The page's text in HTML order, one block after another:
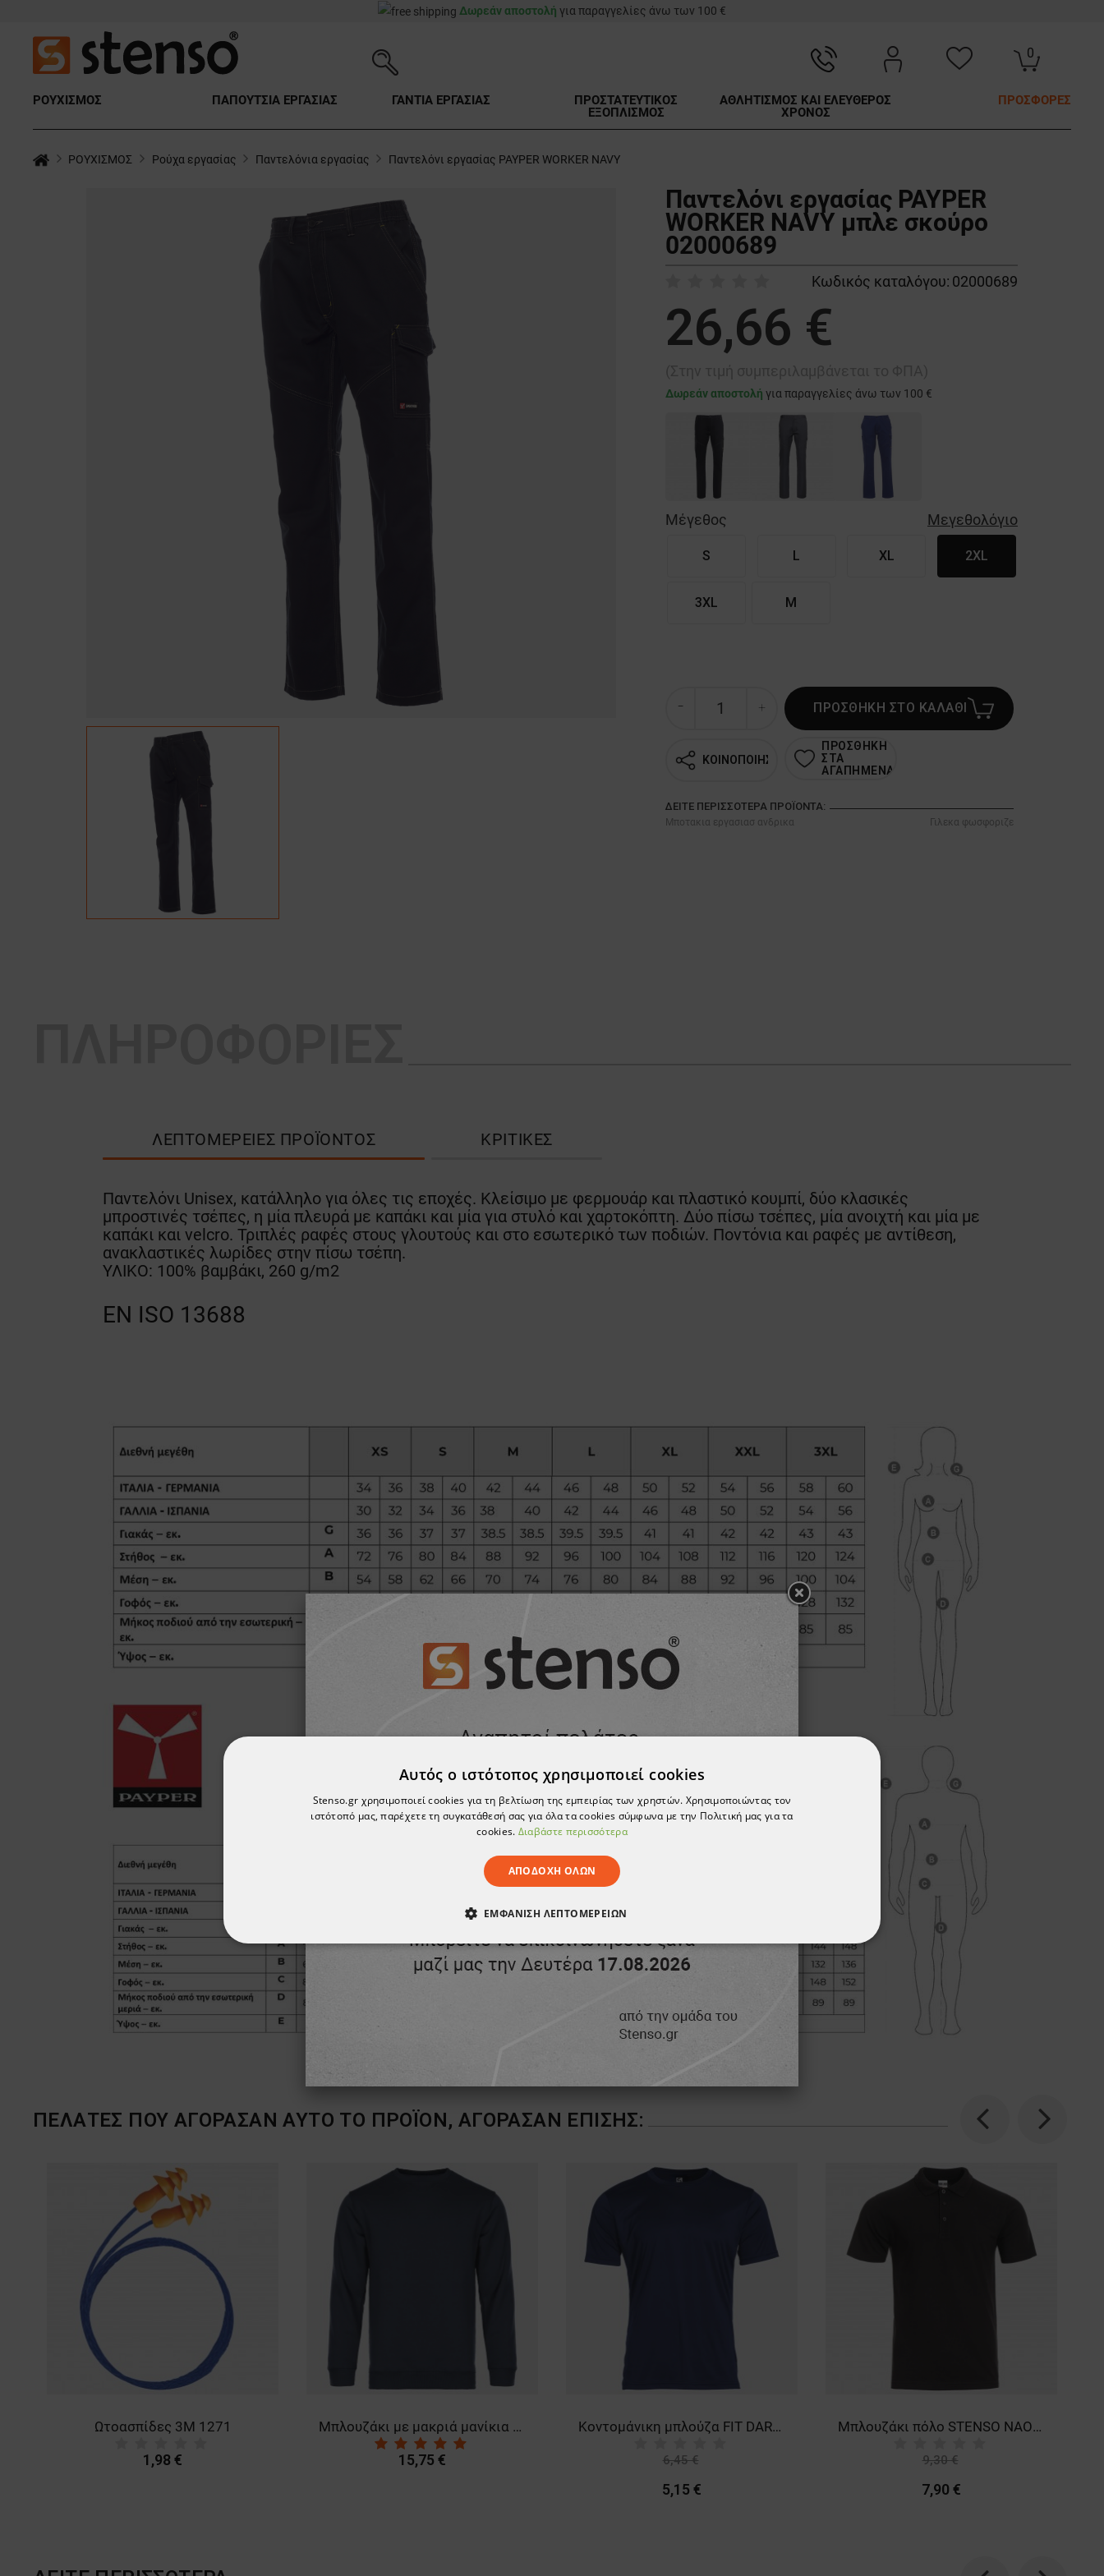
Δωρεάν αποστολή για παραγγελίες άνω των 100 €
0
ΡΟΥΧΙΣΜΟΣ ΠΑΠΟΥΤΣΙΑ ΕΡΓΑΣΙΑΣ ΓΑΝΤΙΑ ΕΡΓΑΣΙΑΣ
ΠΡΟΣΤΑΤΕΥΤΙΚΟΣ
ΕΞΟΠΛΙΣΜΟΣ
ΑΘΛΗΤΙΣΜΟΣ ΚΑΙ ΕΛΕΥΘΕΡΟΣ
ΧΡΟΝΟΣ
ΠΡΟΣΦΟΡΕΣ
ΡΟΥΧΙΣΜΟΣ Ρούχα εργασίας Παντελόνια εργασίας Παντελόνι εργασίας PAYPER WORKER NAVY
Παντελόνι εργασίας PAYPER
WORKER NAVY μπλε σκούρο
02000689
Κωδικός καταλόγου: 02000689
26,66 €
Δωρεάν αποστολή για παραγγελίες άνω των 100 €
Μέγεθος Μεγεθολόγιο
S L XL 2XL
3XL M
ΠΡΟΣΘΗΚΗ ΣΤΟ ΚΑΛΑΘΙ
ΚΟΙΝΟΠΟΙΗΣΗ
ΠΡΟΣΘΗΚΗ
ΣΤΑ
ΑΓΑΠΗΜΕΝΑ
ΔΕΊΤΕ ΠΕΡΙΣΣΌΤΕΡΑ ΠΡΟΪΌΝΤΑ:
Μποτακια εργασιασ ανδρικα Γιλεκα φωσφοριζε
ΛΕΠΤΟΜΈΡΕΙΕΣ ΠΡΟΪΌΝΤΟΣ ΚΡΙΤΙΚΈΣ
Παντελόνι Unisex, κατάλληλο για όλες τις εποχές. Κλείσιμο με φερμουάρ και πλαστικό κουμπί, δύο κλασικές
μπροστινές τσέπες, η μία πλευρά με καπάκι και μία για στυλό και χαρτοκόπτη. Δύο πίσω τσέπες, μία ανοιχτή και μία με
καπάκι και velcro. Τριπλές ραφές στους γλουτούς και στο εσωτερικό των ποδιών. Ποντόνια και ραφές με αντίθεση,
ανακλαστικές λωρίδες στην πίσω τσέπη.
ΥΛΙΚΟ: 100% βαμβάκι, 260 g/m2
EN ISO 13688
ΠΕΛΆΤΕΣ ΠΟΥ ΑΓΌΡΑΣΑΝ ΑΥΤΌ ΤΟ ΠΡΟΪΌΝ, ΑΓΌΡΑΣΑΝ ΕΠΊΣΗΣ:
Previous
Ωτοασπίδες 3M 1271
1,98 €
Μπλουζάκι με μακριά μανίκια REMO NAVY (TOURS)
15,75 €
Κοντομάνικη μπλούζα FIT DARK BLUE
6,45 €
5,15 €
Μπλουζάκι πόλο STENSO NAOS BLACK
9,30 €
7,90 €
Next
Αυτός ο ιστότοπος χρησιμοποιεί cookies
Stenso.gr χρησιμοποιεί cookies για τη βελτίωση της εμπειρίας των χρηστών. Χρησιμοποιώντας τον
ιστότοπό μας, παρέχετε τη συγκατάθεσή σας για όλα τα cookies σύμφωνα με την Πολιτική μας για τα
cookies. Διαβάστε περισσότερα
ΑΠΟΔΟΧΉ ΌΛΩΝ
ΕΜΦΆΝΙΣΗ ΛΕΠΤΟΜΕΡΕΙΏΝ
ΑΠΟΛΎΤΩΣ ΑΠΑΡΑΊΤΗΤΑ ΑΠΌΔΟΣΗΣ ΣΤΌΧΕΥΣΗΣ ΛΕΙΤΟΥΡΓΙΚΌΤΗΤΑΣ
ΜΗ ΤΑΞΙΝΟΜΗΜΈΝΑ